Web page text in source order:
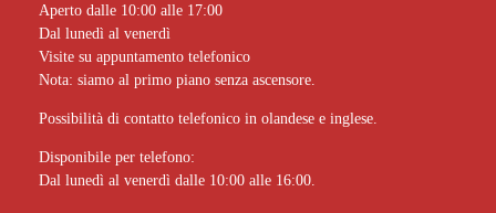
Aperto dalle 10:00 alle 17:00
Dal lunedì al venerdì
Visite su appuntamento telefonico
Nota: siamo al primo piano senza ascensore.
Possibilità di contatto telefonico in olandese e inglese.
Disponibile per telefono:
Dal lunedì al venerdì dalle 10:00 alle 16:00.